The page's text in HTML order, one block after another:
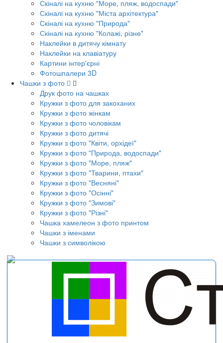
Скіналі на кухню "Море, пляж, водоспади"
Скіналі на кухню "Міста архітектура"
Скіналі на кухню "Природа"
Скіналі на кухню "Колажі, різне"
Наклейки в дитячу кімнату
Наклейки на клавіатуру
Картини інтер'єрні
Фотошпалери 3D
Чашки з фото
Друк фото на чашках
Кружки з фото для закоханих
Кружки з фото жінкам
Кружки з фото чоловікам
Кружки з фото дитячі
Кружки з фото "Квіти, орхідеї"
Кружки з фото "Природа, водоспади"
Кружки з фото "Море, пляж"
Кружки з фото "Тварини, птахи"
Кружки з фото "Весняні"
Кружки з фото "Осінні"
Кружки з фото "Зимові"
Кружки з фото "Різні"
Чашка хамелеон з фото принтом
Чашки з іменами
Чашки з символікою